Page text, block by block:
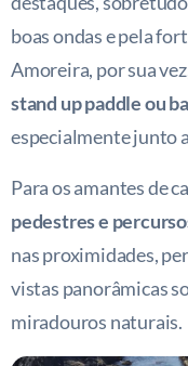
boas ondas e pela
Amoreira, por sua
stand up paddle ou
especialmente junto
Para os amantes de
pedestres e
nas proximidades,
vistas panorâmicas
miradouros naturais.